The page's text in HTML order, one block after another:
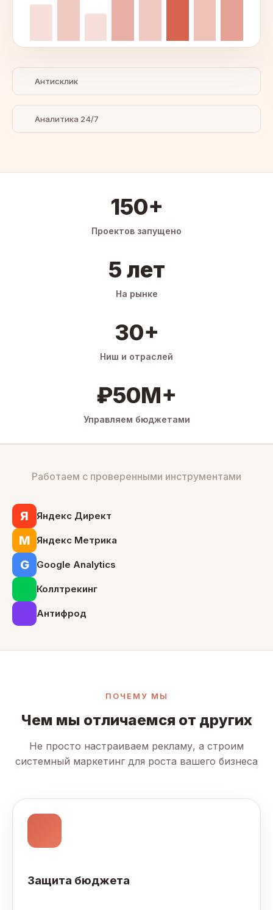
Антисклик
Аналитика 24/7
150+
Проектов запущено
5 лет
На рынке
30+
Ниш и отраслей
₽50M+
Управляем бюджетами
Работаем с проверенными инструментами
Я Яндекс Директ
М Яндекс Метрика
G Google Analytics
Коллтрекинг
Антифрод
ПОЧЕМУ МЫ
Чем мы отличаемся от других
Не просто настраиваем рекламу, а строим
системный маркетинг для роста вашего бизнеса
Защита бюджета